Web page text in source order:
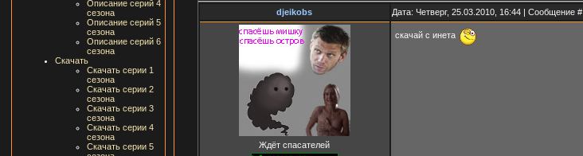
Описание серий 4
сезона
Описание серий 5
сезона
Описание серий 6
сезона
Скачать
Скачать серии 1
сезона
Скачать серии 2
сезона
Скачать серии 3
сезона
Скачать серии 4
сезона
Скачать серии 5
djeikobs Дата: Четверг, 25.03.2010, 16:44 | Сообщение #
Ждёт спасателей
скачай с инета